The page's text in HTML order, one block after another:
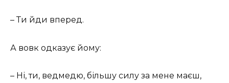
– Ти йди вперед.
А вовк одказує йому:
– Ні, ти, ведмедю, більшу силу за мене маєш,